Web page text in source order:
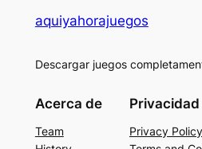
aquiyahorajuegos
Descargar juegos
Acerca de
Team
Privacidad
Privacy Policy